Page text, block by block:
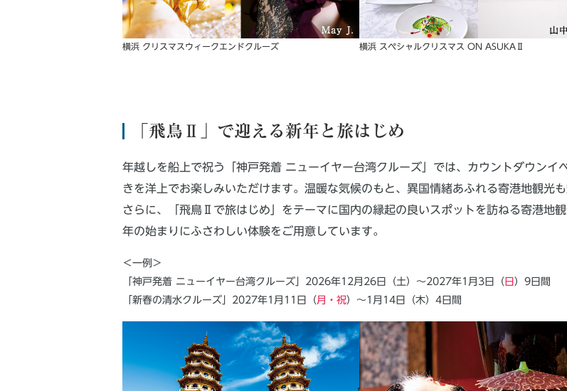
横浜 クリスマスウィークエンドクルーズ 横浜 スペシャルクリスマス ON ASUKAⅡ
「飛鳥Ⅱ」で迎える新年と旅はじめ
年越しを船上で祝う「神戸発着 ニューイヤー台湾クルーズ」では、カウントダウンイ
きを洋上でお楽しみいただけます。温暖な気候のもと、異国情緒あふれる寄港地観光も
さらに、「飛鳥Ⅱで旅はじめ」をテーマに国内の縁起の良いスポットを訪ねる寄港地
年の始まりにふさわしい体験をご用意しています。
＜一例＞
「神戸発着 ニューイヤー台湾クルーズ」2026年12月26日（土）～2027年1月3日（ 日 ）9日間
「新春の清水クルーズ」2027年1月11日（ 月・祝）～1月14日（木）4日間